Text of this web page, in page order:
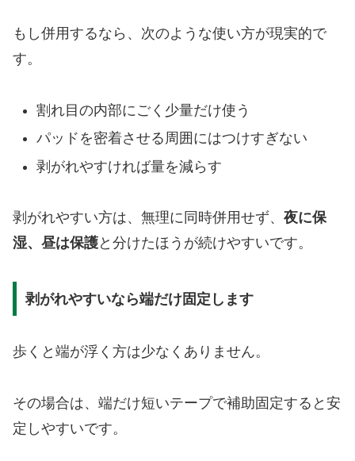
もし併用するなら、次のような使い方が現実的で
す。
割れ目の内部にごく少量だけ使う
パッドを密着させる周囲にはつけすぎない
剥がれやすければ量を減らす
剥がれやすい方は、無理に同時併用せず、 夜に保
湿、昼は保護と分けたほうが続けやすいです。
剥がれやすいなら端だけ固定します
歩くと端が浮く方は少なくありません。
その場合は、端だけ短いテープで補助固定すると安
定しやすいです。